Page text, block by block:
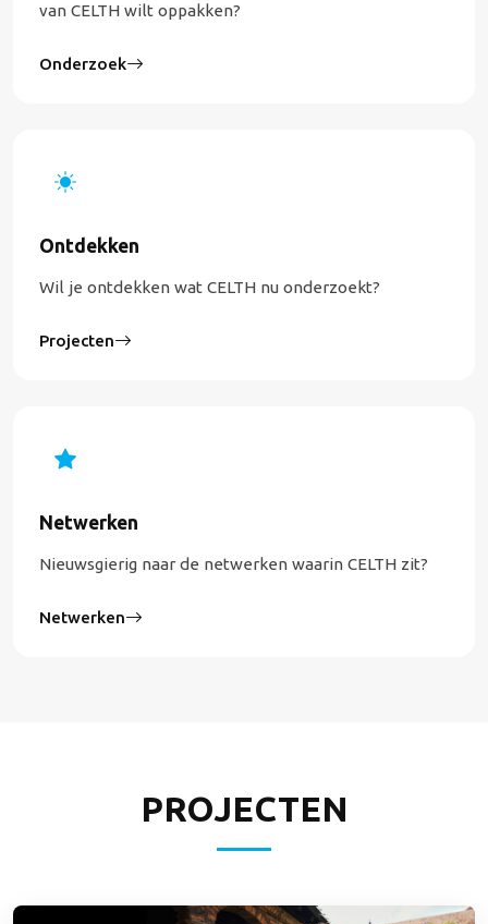
van CELTH wilt oppakken?
Onderzoek
Ontdekken
Wil je ontdekken wat CELTH nu onderzoekt?
Projecten
Netwerken
Nieuwsgierig naar de netwerken waarin CELTH zit?
Netwerken
PROJECTEN